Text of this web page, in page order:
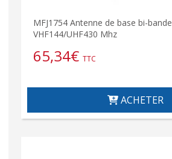
MFJ1754 Antenne de base bi-bande
VHF144/UHF430 Mhz
65,34€ TTC
ACHETER